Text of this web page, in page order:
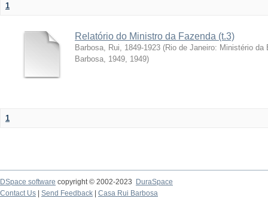
1
Relatório do Ministro da Fazenda (t.3)
Barbosa, Rui, 1849-1923 (Rio de Janeiro: Ministério
Barbosa, 1949, 1949)
1
DSpace software copyright © 2002-2023
DuraSpace
Contact Us
Send Feedback Casa Rui Barbosa